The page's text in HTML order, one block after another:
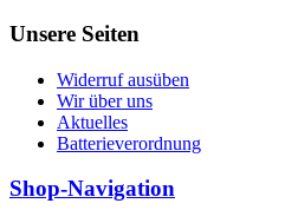
Unsere Seiten
Widerruf ausüben
Wir über uns
Aktuelles
Batterieverordnung
Shop-Navigation